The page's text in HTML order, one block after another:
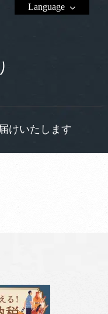
Language
けいたします